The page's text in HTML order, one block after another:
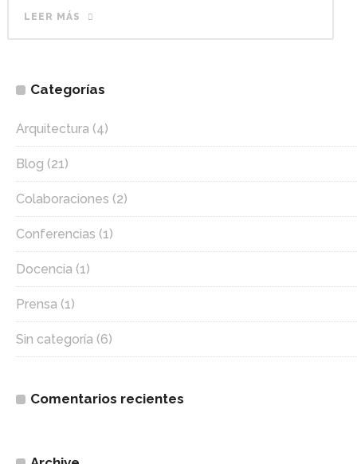
LEER MÁS
Categorías
Arquitectura (4)
Blog (21)
Colaboraciones (2)
Conferencias (1)
Docencia (1)
Prensa (1)
Sin categoría (6)
Comentarios recientes